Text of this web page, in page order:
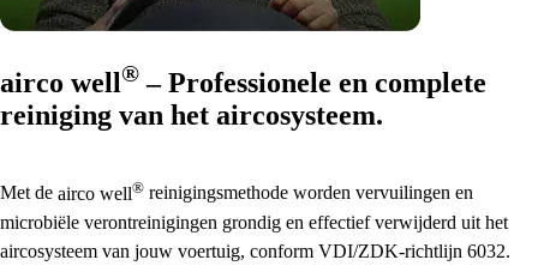
airco well® – Professionele en complete
reiniging van het aircosysteem.
Met de airco well® reinigingsmethode worden vervuilingen en
microbiële verontreinigingen grondig en effectief verwijderd uit het
aircosysteem van jouw voertuig, conform VDI/ZDK-richtlijn 6032.